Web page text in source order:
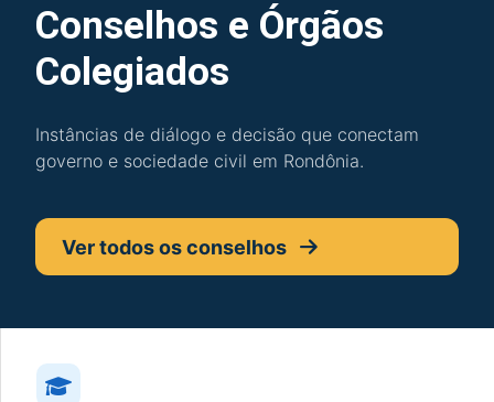
Conselhos e Órgãos
Colegiados
Instâncias de diálogo e decisão que conectam
governo e sociedade civil em Rondônia.
Ver todos os conselhos